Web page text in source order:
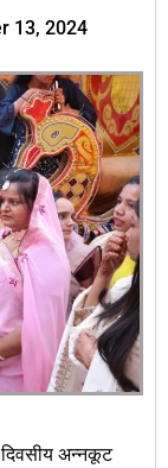
13, 2024
दिवसीय अन्नकूट